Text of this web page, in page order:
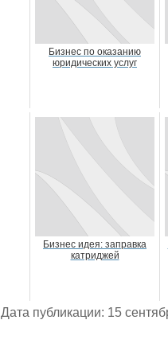
Бизнес по оказанию
юридических услуг
Бизнес идея: заправка
катриджей
Дата публикации: 15